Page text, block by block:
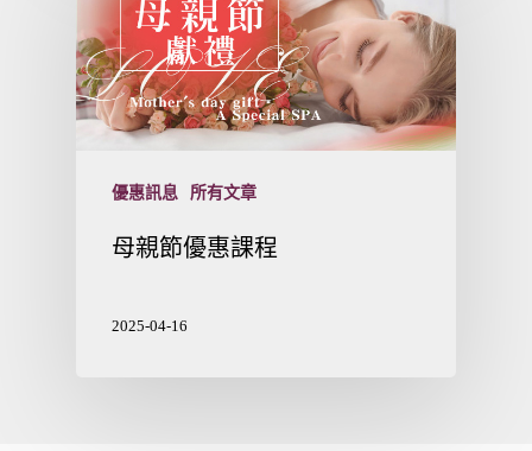
優惠訊息 所有文章
母親節優惠課程
2025-04-16